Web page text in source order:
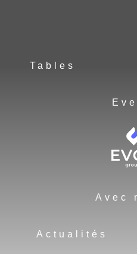
Tables
Avec
Actualités